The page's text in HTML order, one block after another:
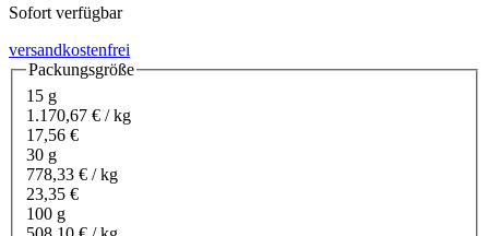
Sofort verfügbar
versandkostenfrei
Packungsgröße
15 g
1.170,67 € / kg
17,56 €
30 g
778,33 € / kg
23,35 €
100 g